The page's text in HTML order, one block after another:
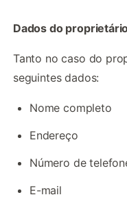
Dados do
Tanto no caso do
seguintes dados:
Nome completo
Endereço
Número de
E-mail